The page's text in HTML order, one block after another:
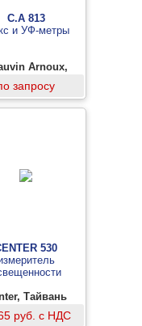
C.A 813
и УФ-метры
Arnoux,
запросу
530
Тайвань
руб. с НДС